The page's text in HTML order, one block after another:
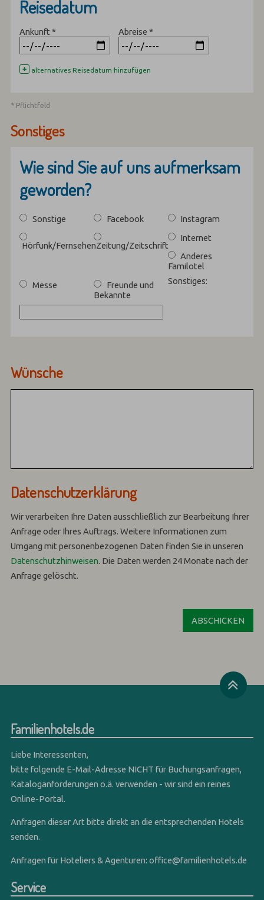
Reisedatum
Ankunft* Abreise*
+ alternatives Reisedatum hinzufügen
* Pflichtfeld
Sonstiges
Wie sind Sie auf uns aufmerksam
geworden?
Sonstige Facebook Instagram
Hörfunk/FernsehenZeitung/Zeitschrift
Internet
Anderes
Familotel
Messe
Freunde und
Bekannte
Sonstiges:
Wünsche
Datenschutzerklärung
Wir verarbeiten Ihre Daten ausschließlich zur Bearbeitung Ihrer
Anfrage oder Ihres Auftrags.Weitere Informationen zum
Umgang mit personenbezogenen Daten finden Sie in unseren
Datenschutzhinweisen. Die Daten werden 24 Monate nach der
Anfrage gelöscht.
Familienhotels.de
Liebe Interessenten,
bitte folgende E-Mail-Adresse NICHT für Buchungsanfragen,
Kataloganforderungen o.ä. verwenden - wir sind ein reines
Online-Portal.
Anfragen dieser Art bitte direkt an die entsprechenden Hotels
senden.
Anfragen für Hoteliers & Agenturen:office@familienhotels.de
Service